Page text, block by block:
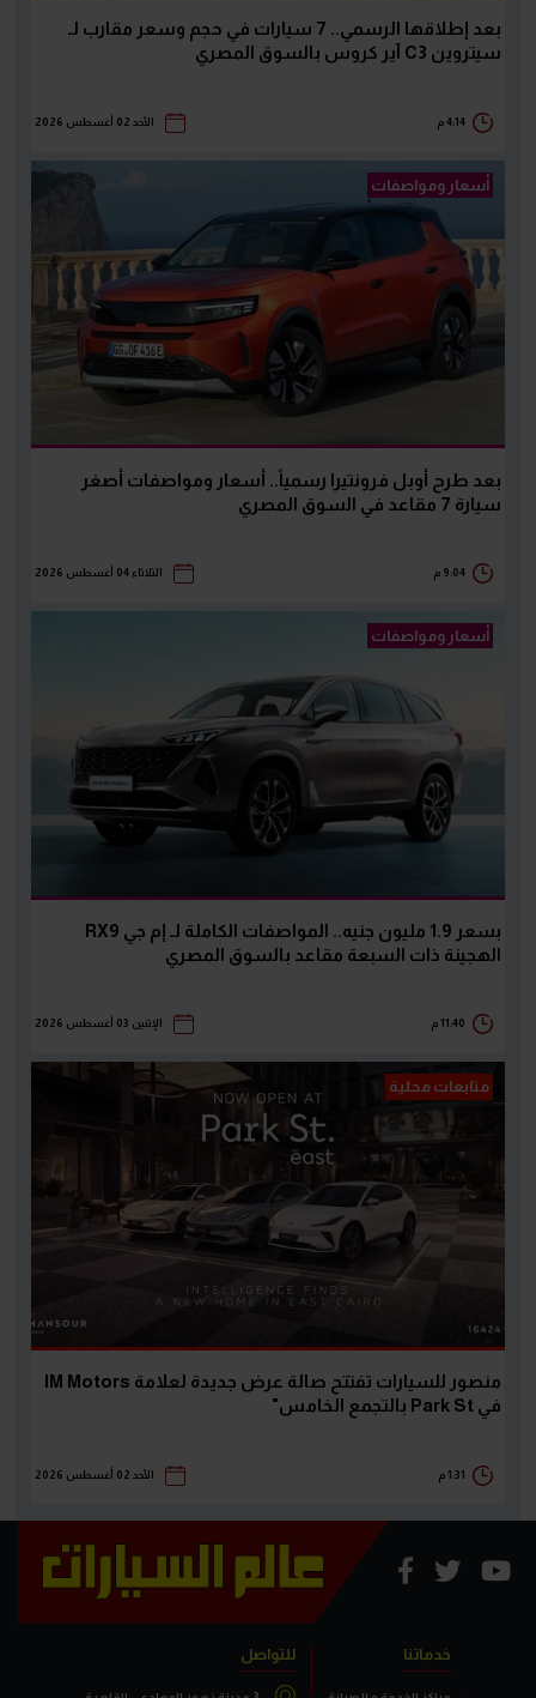
بعد إطلاقها الرسمي.. 7 سيارات في حجم وسعر مقارب لـ
سيتروين C3 آير كروس بالسوق المصري
4:14 م الأحد 02 أغسطس 2026
أسعار ومواصفات
بعد طرح أوبل فرونتيرا رسمياً.. أسعار ومواصفات أصغر
سيارة 7 مقاعد في السوق المصري
9:04 م الثلاثاء 04 أغسطس 2026
أسعار ومواصفات
بسعر 1.9 مليون جنيه.. المواصفات الكاملة لـ إم جي RX9
الهجينة ذات السبعة مقاعد بالسوق المصري
11:40 م الإثنين 03 أغسطس 2026
متابعات محلية
منصور للسيارات تفتتح صالة عرض جديدة لعلامة IM Motors
في Park St بالتجمع الخامس"
1:31 م الأحد 02 أغسطس 2026
خدماتنا للتواصل